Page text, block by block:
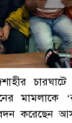
মামলাকে
করেছেন